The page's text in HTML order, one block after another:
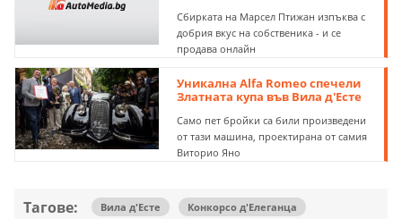
Сбирката на Марсел Птижан изпъква с
добрия вкус на собственика - и се
продава онлайн
Уникална Alfa Romeo спечели
Златната купа във Вила д'Eсте
Само пет бройки са били произведени
от тази машина, проектирана от самия
Виторио Яно
Тагове: Вила д'Eсте
Конкорсо д'Елеганца